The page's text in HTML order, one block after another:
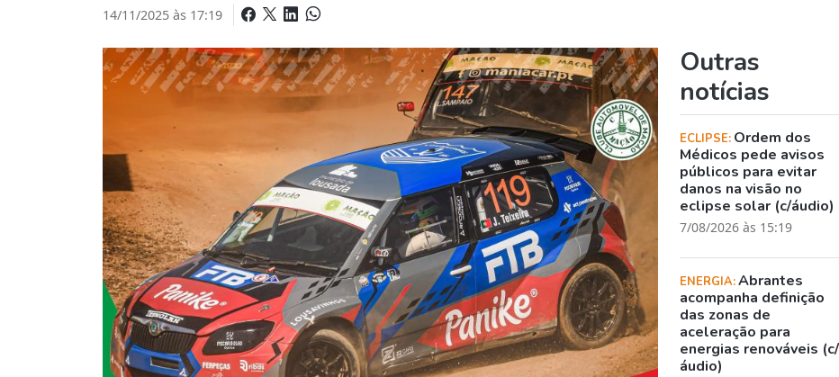
14/11/2025 às 17:19
Outras
notícias
ECLIPSE: Ordem dos
Médicos pede avisos
públicos para evitar
danos na visão no
eclipse solar (c/áudio)
7/08/2026 às 15:19
ENERGIA:Abrantes
acompanha definição
das zonas de
aceleração para
energias renováveis (c/
áudio)